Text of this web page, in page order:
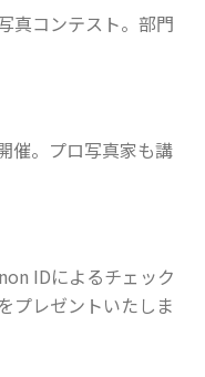
真コンテスト。部門
催。プロ写真家も講
IDによるチェック
プレゼントいたしま